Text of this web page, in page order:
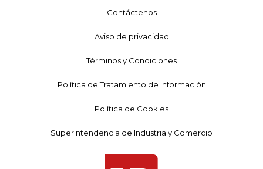
Contáctenos
Aviso de privacidad
Términos y Condiciones
Política de Tratamiento de Información
Política de Cookies
Superintendencia de Industria y Comercio